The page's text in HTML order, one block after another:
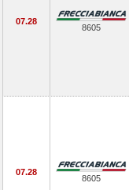
07.28
8605
07.28
8605